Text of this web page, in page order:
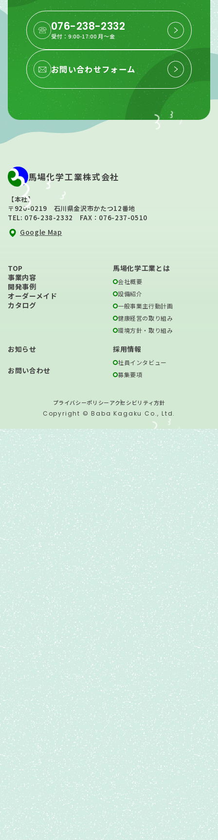
076-238-2332
受付：9:00-17:00 月〜金
お問い合わせフォーム
馬場化学工業株式会社
【本社】
〒920-0219 石川県金沢市かたつ12番地
TEL: 076-238-2332 FAX：076-237-0510
Google Map
TOP
事業内容
開発事例
オーダーメイド
カタログ
馬場化学工業とは
会社概要
設備紹介
一般事業主行動計画
健康経営の取り組み
環境方針・取り組み
採用情報
社員インタビュー
募集要項
お知らせ
お問い合わせ
プライバシーポリシーアクセシビリティ方針
Copyright © Baba Kagaku Co., Ltd.